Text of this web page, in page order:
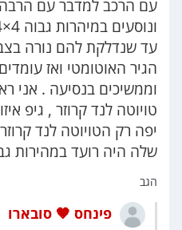
עם הרכב למדבר עם הרבה
עד שנדלקת להם נורה
הגיר האוטומטי ואז
טויוטה לנד קרוזר , גיפ
יפה רק הטויוטה לנד
שלה היה רועד במהירות
הגב
פינחס 🤎 סובארו